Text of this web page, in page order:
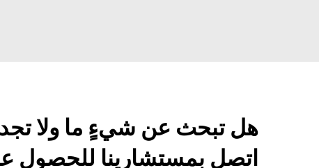
هل تبحث عن شيءٍ ما ولا
اتصل بمستشارينا للحصول